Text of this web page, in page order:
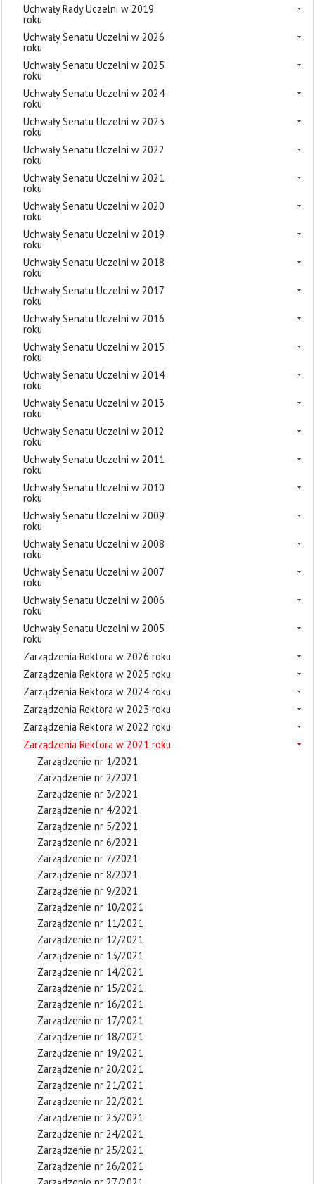
Uchwały Rady Uczelni w 2019
roku
Uchwały Senatu Uczelni w 2026
roku
Uchwały Senatu Uczelni w 2025
roku
Uchwały Senatu Uczelni w 2024
roku
Uchwały Senatu Uczelni w 2023
roku
Uchwały Senatu Uczelni w 2022
roku
Uchwały Senatu Uczelni w 2021
roku
Uchwały Senatu Uczelni w 2020
roku
Uchwały Senatu Uczelni w 2019
roku
Uchwały Senatu Uczelni w 2018
roku
Uchwały Senatu Uczelni w 2017
roku
Uchwały Senatu Uczelni w 2016
roku
Uchwały Senatu Uczelni w 2015
roku
Uchwały Senatu Uczelni w 2014
roku
Uchwały Senatu Uczelni w 2013
roku
Uchwały Senatu Uczelni w 2012
roku
Uchwały Senatu Uczelni w 2011
roku
Uchwały Senatu Uczelni w 2010
roku
Uchwały Senatu Uczelni w 2009
roku
Uchwały Senatu Uczelni w 2008
roku
Uchwały Senatu Uczelni w 2007
roku
Uchwały Senatu Uczelni w 2006
roku
Uchwały Senatu Uczelni w 2005
roku
Zarządzenia Rektora w 2026 roku
Zarządzenia Rektora w 2025 roku
Zarządzenia Rektora w 2024 roku
Zarządzenia Rektora w 2023 roku
Zarządzenia Rektora w 2022 roku
Zarządzenia Rektora w 2021 roku
Zarządzenie nr 1/2021
Zarządzenie nr 2/2021
Zarządzenie nr 3/2021
Zarządzenie nr 4/2021
Zarządzenie nr 5/2021
Zarządzenie nr 6/2021
Zarządzenie nr 7/2021
Zarządzenie nr 8/2021
Zarządzenie nr 9/2021
Zarządzenie nr 10/2021
Zarządzenie nr 11/2021
Zarządzenie nr 12/2021
Zarządzenie nr 13/2021
Zarządzenie nr 14/2021
Zarządzenie nr 15/2021
Zarządzenie nr 16/2021
Zarządzenie nr 17/2021
Zarządzenie nr 18/2021
Zarządzenie nr 19/2021
Zarządzenie nr 20/2021
Zarządzenie nr 21/2021
Zarządzenie nr 22/2021
Zarządzenie nr 23/2021
Zarządzenie nr 24/2021
Zarządzenie nr 25/2021
Zarządzenie nr 26/2021